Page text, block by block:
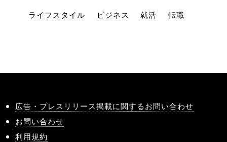
ライフスタイル ビジネス 就活 転職
広告・プレスリリース掲載に関するお問い合わせ
お問い合わせ
利用規約